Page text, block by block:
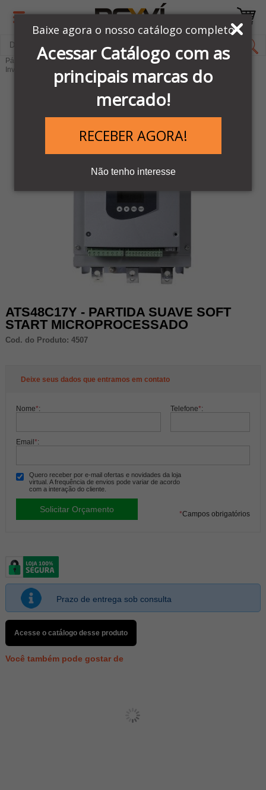
Baixe agora o nosso catálogo completo
Acessar Catálogo com as
principais marcas do
mercado!
RECEBER AGORA!
Não tenho interesse
Página Inicial
LINHA AUTOMAÇÃO SCHNEIDER
Inversores e Soft Starters
Soft Start - Partida Sauve
ATS48C17Y - PARTIDA SUAVE SOFT
START MICROPROCESSADO
Cod. do Produto: 4507
Deixe seus dados que entramos em contato
Nome*: Telefone*:
Email*:
Quero receber por e-mail ofertas e novidades da loja
virtual. A frequência de envios pode variar de acordo
com a interação do cliente.
*Campos obrigatórios
Prazo de entrega sob consulta
Acesse o catálogo desse produto
Você também pode gostar de